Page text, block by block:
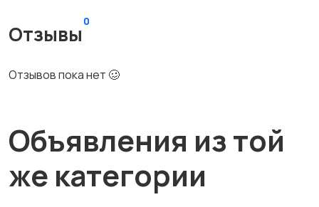
Отзывы
0
Отзывов пока нет 🥴
Объявления из той
же категории